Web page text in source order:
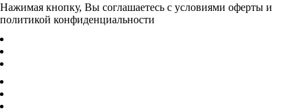
Нажимая кнопку, Вы соглашаетесь с условиями оферты и
политикой конфиденциальности